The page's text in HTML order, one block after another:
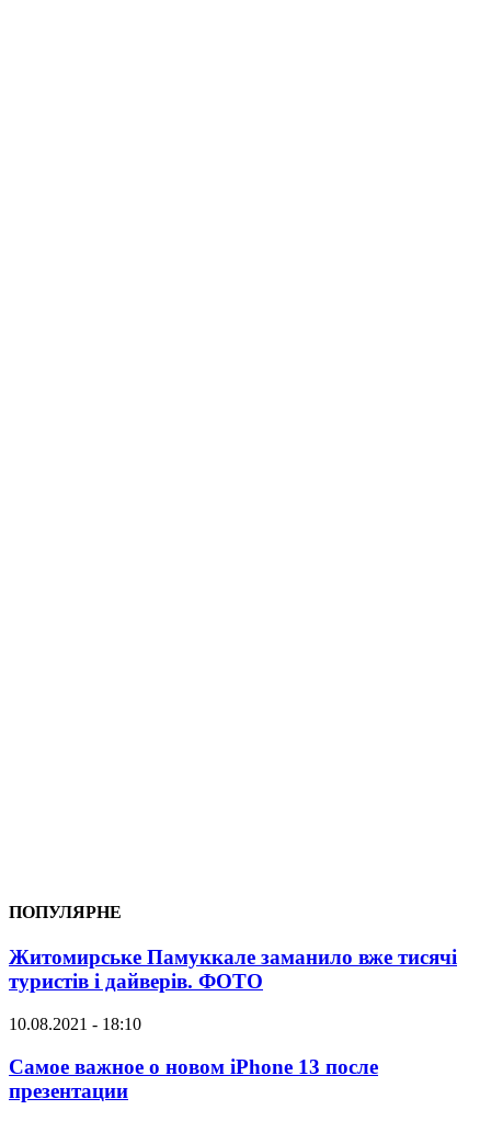
ПОПУЛЯРНЕ
Житомирське Памуккале заманило вже тисячі
туристів і дайверів. ФОТО
10.08.2021 - 18:10
Самое важное о новом iPhone 13 после
презентации